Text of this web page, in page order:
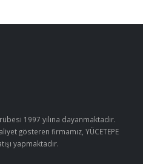
1997 yılına dayanmaktadır.
gösteren firmamız, YÜCETEPE
yapmaktadır.